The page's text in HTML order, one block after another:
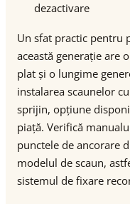
dezactivare
Un sfat practic pentru
această generație are
plat și o lungime
instalarea scaunelor
sprijin, opțiune
piață. Verifică
punctele de ancorare
modelul de scaun,
sistemul de fixare